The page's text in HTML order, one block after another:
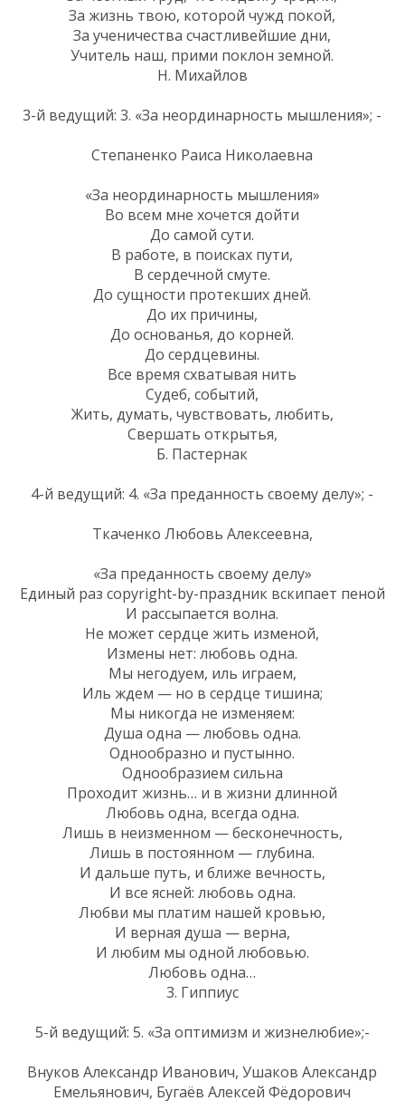
За жизнь твою, которой чужд покой,
За ученичества счастливейшие дни,
Учитель наш, прими поклон земной.
Н. Михайлов
3-й ведущий: 3. «За неординарность мышления»; -
Степаненко Раиса Николаевна
«За неординарность мышления»
Во всем мне хочется дойти
До самой сути.
В работе, в поисках пути,
В сердечной смуте.
До сущности протекших дней.
До их причины,
До основанья, до корней.
До сердцевины.
Все время схватывая нить
Судеб, событий,
Жить, думать, чувствовать, любить,
Свершать открытья,
Б. Пастернак
4-й ведущий: 4. «За преданность своему делу»; -
Ткаченко Любовь Алексеевна,
«За преданность своему делу»
Единый раз copyright-by-праздник вскипает пеной
И рассыпается волна.
Не может сердце жить изменой,
Измены нет: любовь одна.
Мы негодуем, иль играем,
Иль ждем — но в сердце тишина;
Мы никогда не изменяем:
Душа одна — любовь одна.
Однообразно и пустынно.
Однообразием сильна
Проходит жизнь… и в жизни длинной
Любовь одна, всегда одна.
Лишь в неизменном — бесконечность,
Лишь в постоянном — глубина.
И дальше путь, и ближе вечность,
И все ясней: любовь одна.
Любви мы платим нашей кровью,
И верная душа — верна,
И любим мы одной любовью.
Любовь одна…
3. Гиппиус
5-й ведущий: 5. «За оптимизм и жизнелюбие»;-
Внуков Александр Иванович, Ушаков Александр
Емельянович, Бугаёв Алексей Фёдорович